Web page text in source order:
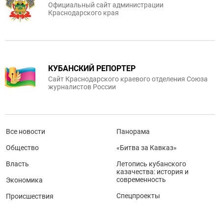
Официальный сайт администрации
Краснодарского края
КУБАНСКИЙ РЕПОРТЕР
Сайт Краснодарского краевого отделения Союза
журналистов России
Все новости
Общество
Власть
Экономика
Происшествия
Панорама
«Битва за Кавказ»
Летопись кубанского
казачества: история и
современность
Спецпроекты